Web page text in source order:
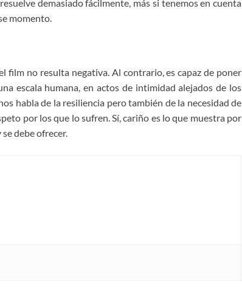
demasiado fácilmente, más si tenemos en cuenta
momento.
film no resulta negativa. Al contrario, es capaz de poner
escala humana, en actos de intimidad alejados de los
habla de la resiliencia pero también de la necesidad de
por los que lo sufren. Sí, cariño es lo que muestra por
debe ofrecer.